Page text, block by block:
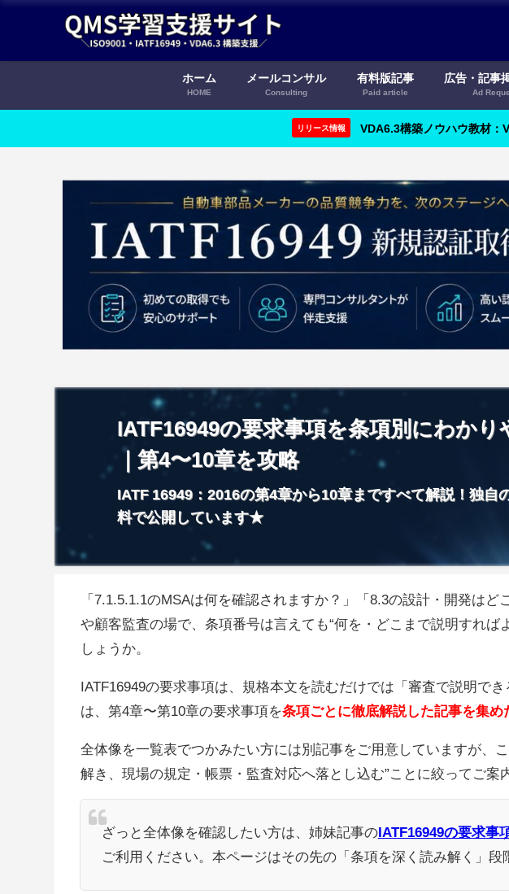
ホーム
HOME
メールコンサル
Consulting
有料版記事
Paid article
広告・記事
Ad
リリース情報 VDA6.3構築ノウハウ教材：
IATF16949の要求事項を条項別にわかり
｜第4〜10章を攻略
IATF 16949：2016の第4章から10章まですべて解説！独自
料で公開しています★
「7.1.5.1.1のMSAは何を確認されますか？」「8.3の設計・開発は
や顧客監査の場で、条項番号は言えても“何を・どこまで説明すれば
しょうか。
IATF16949の要求事項は、規格本文を読むだけでは「審査で説明で
は、第4章〜第10章の要求事項を条項ごとに徹底解説した記事を集め
全体像を一覧表でつかみたい方には別記事をご用意していますが、
解き、現場の規定・帳票・監査対応へ落とし込む”ことに絞ってご案
ざっと全体像を確認したい方は、姉妹記事のIATF16949の要求事
ご利用ください。本ページはその先の「条項を深く読み解く」段